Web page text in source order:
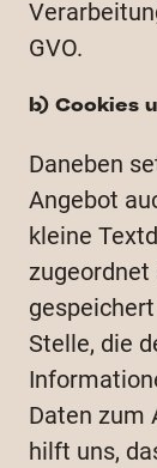
GVO.
b) Cookies
Daneben
Angebot
kleine
zugeordnet
Stelle, die
Daten zum
hilft uns,